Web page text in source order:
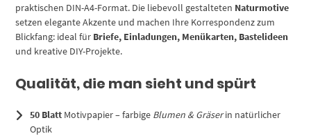
praktischen DIN-A4-Format. Die liebevoll gestalteten Naturmotive
setzen elegante Akzente und machen Ihre Korrespondenz zum
Blickfang: ideal für Briefe, Einladungen, Menükarten, Bastelideen
und kreative DIY-Projekte.
Qualität, die man sieht und spürt
50 Blatt Motivpapier – farbige Blumen & Gräserin natürlicher
Optik